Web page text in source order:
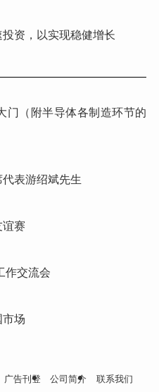
资，以实现稳健增长
门（附半导体各制造环节的
表游绍斌先生
赛
作交流会
场
广告刊登 公司简介
联系我们